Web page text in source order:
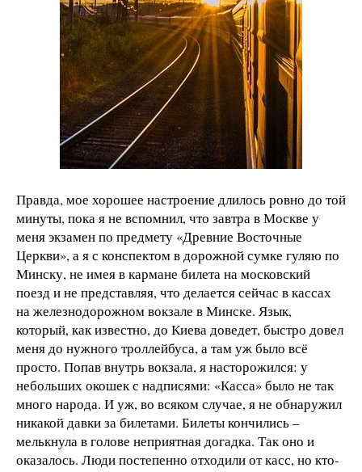
Правда, мое хорошее настроение длилось ровно до той
минуты, пока я не вспомнил, что завтра в Москве у
меня экзамен по предмету «Древние Восточные
Церкви», а я с конспектом в дорожной сумке гуляю по
Минску, не имея в кармане билета на московский
поезд и не представляя, что делается сейчас в кассах
на железнодорожном вокзале в Минске. Язык,
который, как известно, до Киева доведет, быстро довел
меня до нужного троллейбуса, а там уж было всё
просто. Попав внутрь вокзала, я насторожился: у
небольших окошек с надписями: «Касса» было не так
много народа. И уж, во всяком случае, я не обнаружил
никакой давки за билетами. Билеты кончились –
мелькнула в голове неприятная догадка. Так оно и
оказалось. Люди постепенно отходили от касс, но кто-